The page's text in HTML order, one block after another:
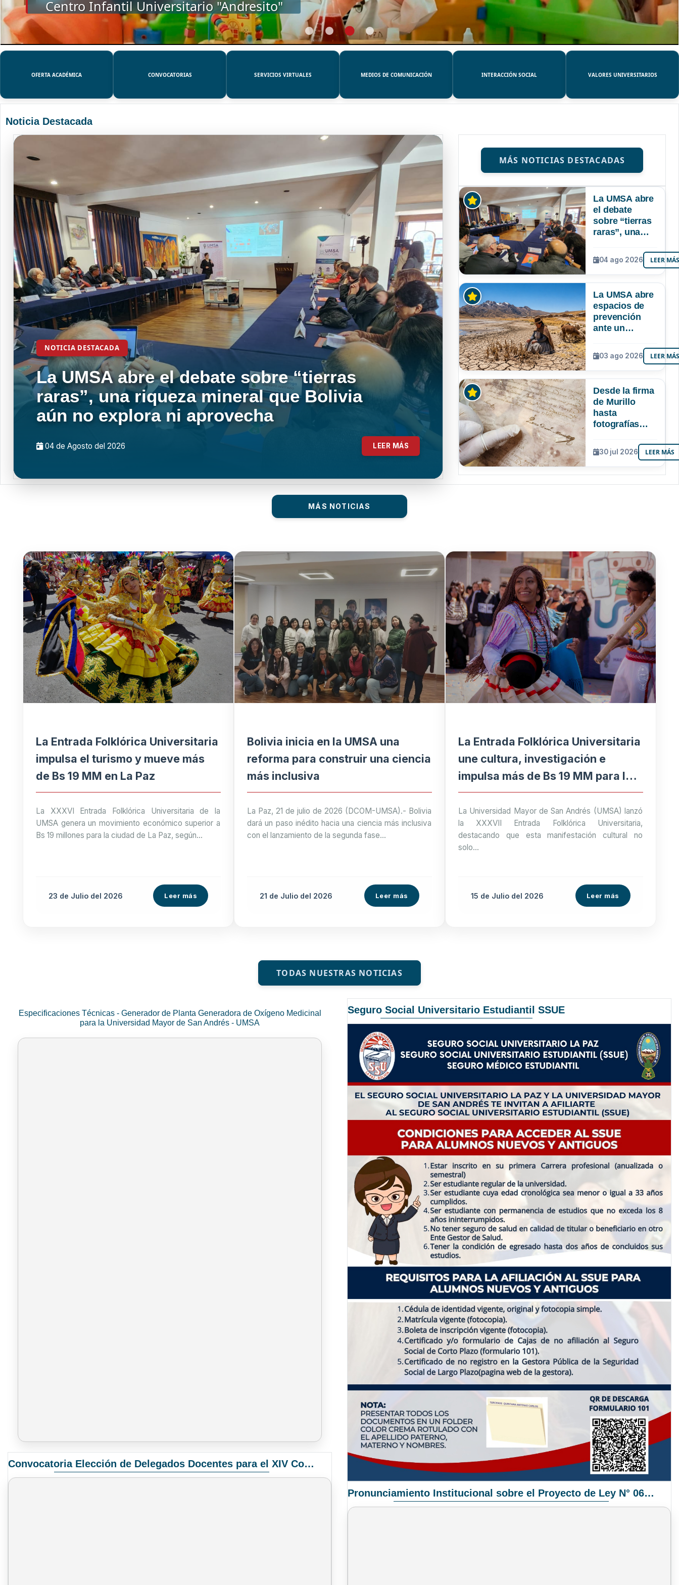
SSUE
OFERTA ACADÉMICA CONVOCATORIAS SERVICIOS VIRTUALES MEDIOS DE COMUNICACIÓN INTERACCIÓN SOCIAL VALORES UNIVERSITARIOS
Noticia Destacada
NOTICIA DESTACADA
La UMSA abre el debate sobre “tierras
raras”, una riqueza mineral que Bolivia
aún no explora ni aprovecha
04 de Agosto del 2026 LEER MÁS
MÁS NOTICIAS DESTACADAS
La UMSA abre
el debate
sobre “tierras
raras”, una
mineral que
Bolivia aún no
explora ni
04 ago 2026 LEER
La UMSA abre
espacios de
prevención
ante un
Niño que
podría superar
a los tres
Bolivia
03 ago 2026 LEER
Desde la firma
de Murillo
hasta
fotografías
UMSA
resguarda 6
joyas de la
30 jul 2026 LEER MÁS
MÁS NOTICIAS
La Entrada Folklórica Universitaria
impulsa el turismo y mueve más
de Bs 19 MM en La Paz
La XXXVI Entrada Folklórica Universitaria de la
UMSA genera un movimiento económico superior a
Bs 19 millones para la ciudad de La Paz, según...
23 de Julio del 2026 Leer más
Bolivia inicia en la UMSA una
reforma para construir una ciencia
más inclusiva
La Paz, 21 de julio de 2026 (DCOM-UMSA).- Bolivia
dará un paso inédito hacia una ciencia más inclusiva
con el lanzamiento de la segunda fase...
21 de Julio del 2026 Leer más
La Entrada Folklórica Universitaria
une cultura, investigación e
impulsa más de Bs 19 MM para la
economía paceña
La Universidad Mayor de San Andrés (UMSA) lanzó
la XXXVII Entrada Folklórica Universitaria,
destacando que esta manifestación cultural no
solo...
15 de Juliodel 2026 Leer más
TODAS NUESTRAS NOTICIAS
Especificaciones Técnicas - Generador de Planta Generadora de Oxígeno Medicinal
para la Universidad Mayor de San Andrés - UMSA
Convocatoria Elección de Delegados Docentes para el XIV Congreso Nacional de Universidades
Seguro Social Universitario Estudiantil SSUE
Pronunciamiento Institucional sobre el Proyecto de Ley N° 068/2025-2026 C.S.